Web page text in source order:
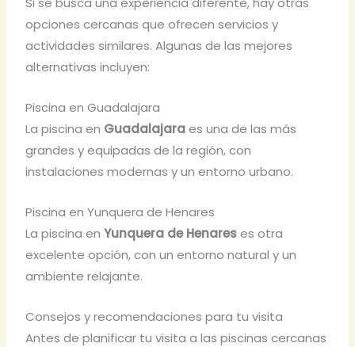
opciones cercanas que ofrecen servicios y
actividades similares. Algunas de las mejores
alternativas incluyen:
Piscina en Guadalajara
La piscina en Guadalajaraes una de las más
grandes y equipadas de la región, con
instalaciones modernas y un entorno urbano.
Piscina en Yunquera de Henares
La piscina enYunquera de Henareses otra
excelente opción, con un entorno natural y un
ambiente relajante.
Consejos y recomendaciones para tu visita
Antes de planificar tu visita a las piscinas cercanas